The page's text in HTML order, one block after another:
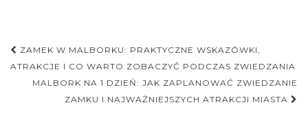
Nawigacja
postu
ZAMEK W MALBORKU: PRAKTYCZNE WSKAZÓWKI,
ATRAKCJE I CO WARTO ZOBACZYĆ PODCZAS ZWIEDZANIA
MALBORK NA 1 DZIEŃ: JAK ZAPLANOWAĆ ZWIEDZANIE
ZAMKU I NAJWAŻNIEJSZYCH ATRAKCJI MIASTA